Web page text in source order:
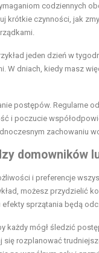
codziennych
krótkie czynności, jak
jeden dzień w
dniach, kiedy masz
postępów. Regularne
i poczucie
zachowaniu
domowników
i preferencje
możesz przydzielić
sprzątania będą
każdy mógł śledzić
rozplanować